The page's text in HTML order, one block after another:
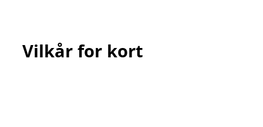
Vilkår for kort